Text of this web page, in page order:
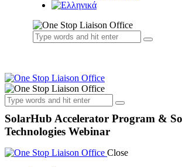
SolarHub Accelerator Program &
Technologies Webinar
Close